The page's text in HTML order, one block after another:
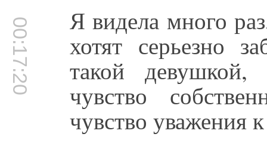
00:17:20 Я видела много
хотят серьезно
такой
чувство
чувство